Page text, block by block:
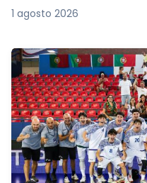
1 agosto 2026